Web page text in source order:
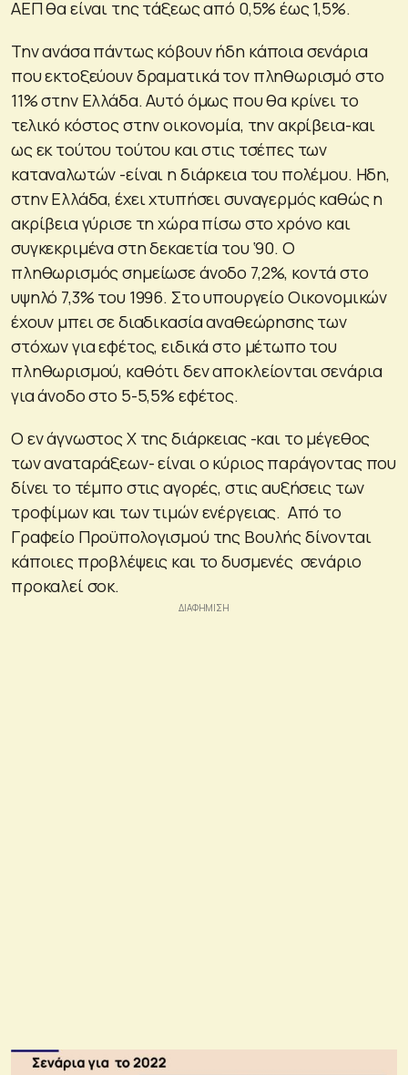
ΑΕΠ θα είναι της τάξεως από 0,5% έως 1,5%.
Την ανάσα πάντως κόβουν ήδη κάποια σενάρια
που εκτοξεύουν δραματικά τον πληθωρισμό στο
11% στην Ελλάδα. Αυτό όμως που θα κρίνει το
τελικό κόστος στην οικονομία, την ακρίβεια-και
ως εκ τούτου τούτου και στις τσέπες των
καταναλωτών -είναι η διάρκεια του πολέμου. Ηδη,
στην Ελλάδα, έχει χτυπήσει συναγερμός καθώς η
ακρίβεια γύρισε τη χώρα πίσω στο χρόνο και
συγκεκριμένα στη δεκαετία του ‘90. Ο
πληθωρισμός σημείωσε άνοδο 7,2%, κοντά στο
υψηλό 7,3% του 1996. Στο υπουργείο Οικονομικών
έχουν μπει σε διαδικασία αναθεώρησης των
στόχων για εφέτος, ειδικά στο μέτωπο του
πληθωρισμού, καθότι δεν αποκλείονται σενάρια
για άνοδο στο 5-5,5% εφέτος.
Ο εν άγνωστος Χ της διάρκειας -και το μέγεθος
των αναταράξεων- είναι ο κύριος παράγοντας που
δίνει το τέμπο στις αγορές, στις αυξήσεις των
τροφίμων και των τιμών ενέργειας. Από το
Γραφείο Προϋπολογισμού της Βουλής δίνονται
κάποιες προβλέψεις και το δυσμενές σενάριο
προκαλεί σοκ.